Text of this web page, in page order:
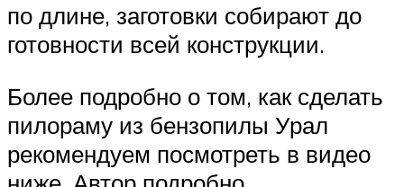
по длине, заготовки собирают до
готовности всей конструкции.
Более подробно о том, как сделать
пилораму из бензопилы Урал
рекомендуем посмотреть в видео